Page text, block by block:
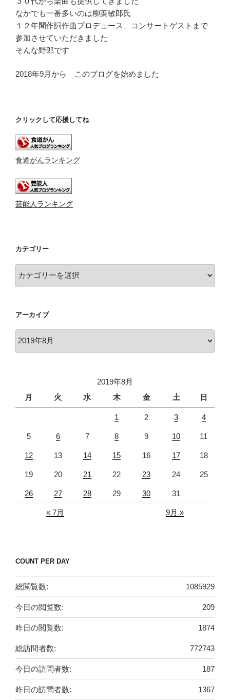
なかでも一番多いのは柳葉敏郎氏
１２年間作詞作曲プロデュース、コンサートゲストまで
参加させていただきました
そんな野郎です
2018年9月から このブログを始めました
クリックして応援してね
食道がんランキング
芸能人ランキング
カテゴリー
テ
ー
アーカイブ
2019年8月
月
火 水 木 金 土 日
1 2 3 4
5 6 7 8 9 10 11
12 13 14 15 16 17 18
19 20 21 22 23 24 25
26 27 28 29 30 31
« 7月 9月 »
COUNT PER DAY
1085929
総閲覧数:
209
今日の閲覧数:
1874
昨日の閲覧数:
772743
総訪問者数:
187
今日の訪問者数:
1367
昨日の訪問者数: